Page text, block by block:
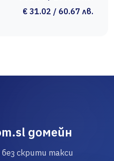
€ 31.02 / 60.67 лв.
домейн
скрити такси